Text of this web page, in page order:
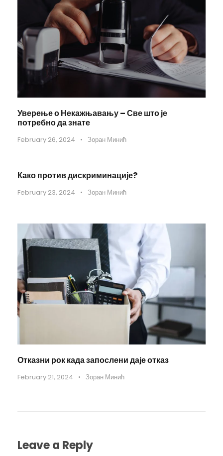
Уверење о Некажњавању – Све што је
потребно да знате
February 26, 2024 • Зоран Минић
Како против дискриминације?
February 23, 2024 • Зоран Минић
Отказни рок када запослени даје отказ
February 21, 2024 • Зоран Минић
Leave a Reply